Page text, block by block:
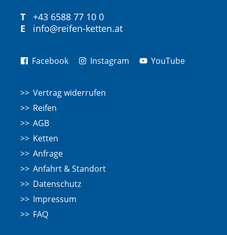
T
+43 6588 77 10 0
E
info@reifen-ketten.at
Facebook Instagram YouTube
Vertrag widerrufen
Reifen
AGB
Ketten
Anfrage
Anfahrt & Standort
Datenschutz
Impressum
FAQ